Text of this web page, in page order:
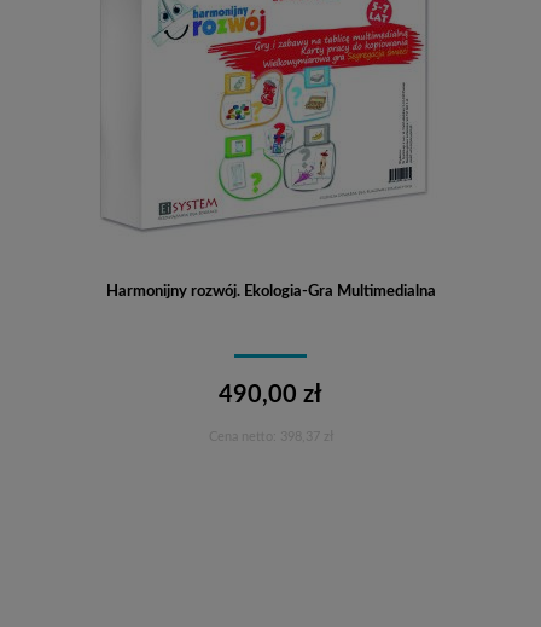
Harmonijny rozwój. Ekologia-Gra Multimedialna
490,00 zł
398,37 zł